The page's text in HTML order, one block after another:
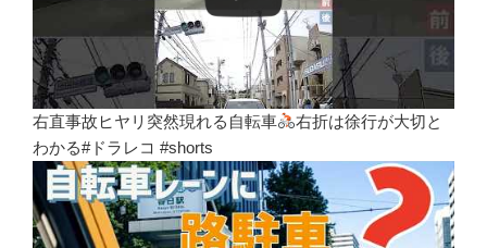
右直事故ヒヤリ突然現れる自転車
右折は徐行が大切と
わかる#ドラレコ #shorts